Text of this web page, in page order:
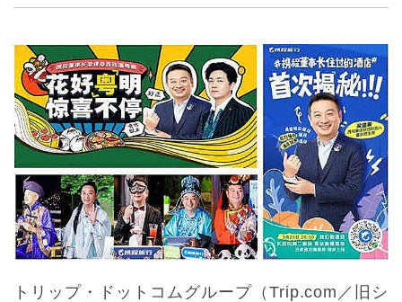
トリップ・ドットコムグループ（Trip.com／旧シ